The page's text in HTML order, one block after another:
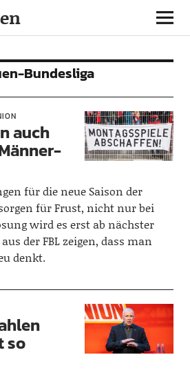
Bundesliga
auch
für die neue Saison der
für Frust, nicht nur bei
wird es erst ab nächster
der FBL zeigen, dass man
denkt.
so